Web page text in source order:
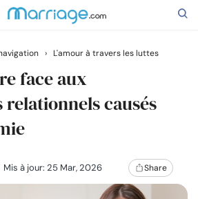
› L'amour à travers les luttes
face aux
causés
Mis à jour: 25 Mar, 2026 Share